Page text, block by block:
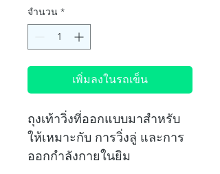
จำนวน *
เพิ่มลงในรถเข็น
ถุงเท้าวิ่งที่ออกแบบมาสำหรับ
ให้เหมาะกับ การวิ่งลู่ และการ
ออกกำลังกายในยิม